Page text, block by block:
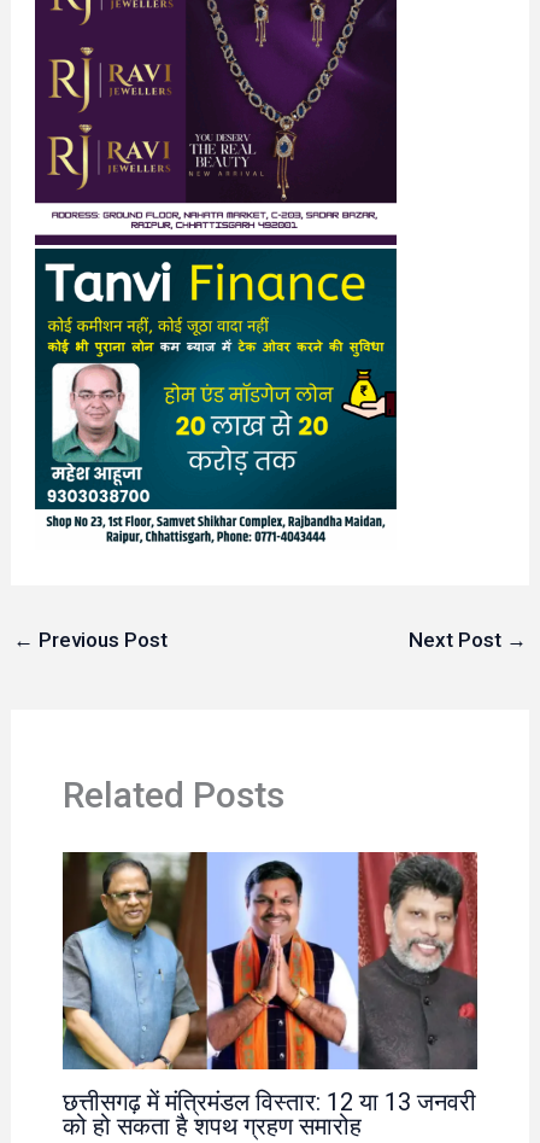
← Previous Post Next Post →
Related Posts
छत्तीसगढ़ में मंत्रिमंडल विस्तार: 12 या 13 जनवरी
को हो सकता है शपथ ग्रहण समारोह